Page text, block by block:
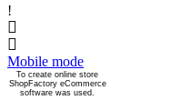
!
Mobile mode
To create online store
ShopFactory eCommerce
software was used.